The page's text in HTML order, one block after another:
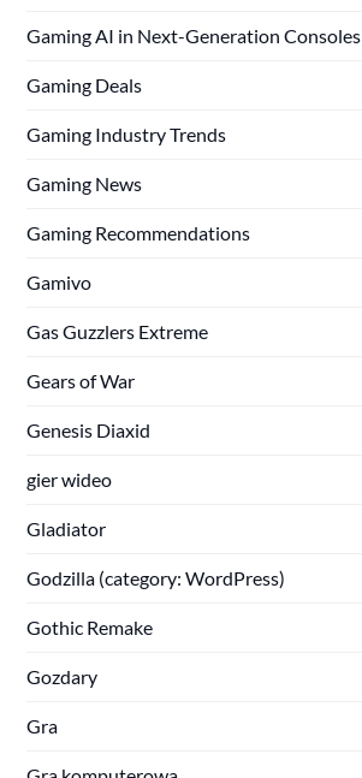
Gaming AI in Next-Generation Consoles
Gaming Deals
Gaming Industry Trends
Gaming News
Gaming Recommendations
Gamivo
Gas Guzzlers Extreme
Gears of War
Genesis Diaxid
gier wideo
Gladiator
Godzilla (category: WordPress)
Gothic Remake
Gozdary
Gra